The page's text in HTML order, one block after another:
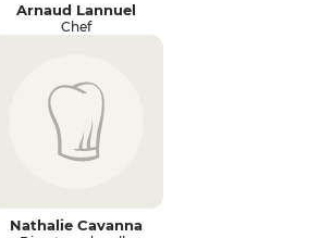
Arnaud Lannuel
Chef
Nathalie Cavanna